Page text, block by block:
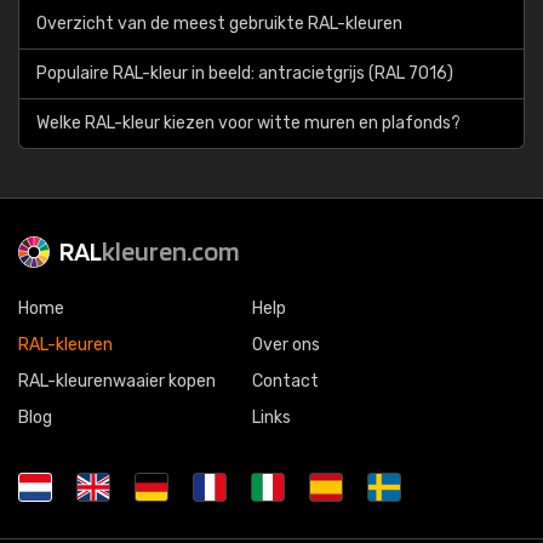
Overzicht van de meest gebruikte RAL-kleuren
Populaire RAL-kleur in beeld: antracietgrijs (RAL 7016)
Welke RAL-kleur kiezen voor witte muren en plafonds?
RALkleuren.com
Home
RAL-kleuren
RAL-kleurenwaaier kopen
Blog
Help
Over ons
Contact
Links